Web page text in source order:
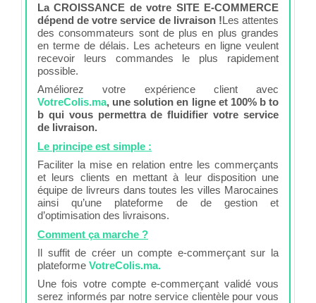
La CROISSANCE de votre SITE E-COMMERCE
dépend de votre service de livraison !Les attentes
des consommateurs sont de plus en plus grandes
en terme de délais. Les acheteurs en ligne veulent
recevoir leurs commandes le plus rapidement
possible.
Améliorez votre expérience client avec
VotreColis.ma, une solution en ligne et 100% b to
b qui vous permettra de fluidifier votre service
de livraison.
Le principe est simple :
Faciliter la mise en relation entre les commerçants
et leurs clients en mettant à leur disposition une
équipe de livreurs dans toutes les villes Marocaines
ainsi qu’une plateforme de de gestion et
d’optimisation des livraisons.
Comment ça marche ?
Il suffit de créer un compte e-commerçant sur la
plateforme VotreColis.ma.
Une fois votre compte e-commerçant validé vous
serez informés par notre service clientèle pour vous